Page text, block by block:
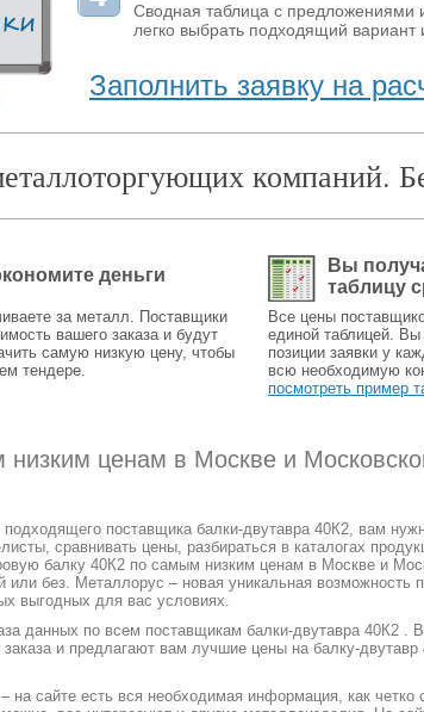
Сводная таблица с предложениями
легко выбрать подходящий вариант
Заполнить заявку на
компаний.
деньги
за металл. Поставщики
вашего заказа и будут
самую низкую цену, чтобы
тендере.
Вы
таблицу
Все цены
единой таблицей.
позиции заявки у
всю необходимую
посмотреть пример
ценам в Москве и
поставщика балки-двутавра 40К2, вам
сравнивать цены, разбираться в каталогах
балку 40К2 по самым низким ценам в Москве и
без. Металлорус – новая уникальная возможность
выгодных для вас условиях.
данных по всем поставщикам балки-двутавра 40К2 .
и предлагают вам лучшие цены на балку-
на сайте есть вся необходимая информация, как